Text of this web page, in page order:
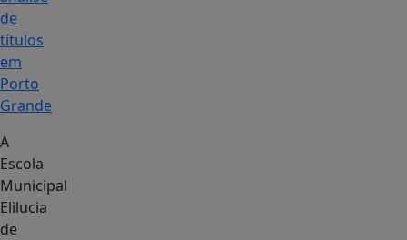
de
títulos
em
Porto
Grande
A
Escola
Municipal
Elilucia
de